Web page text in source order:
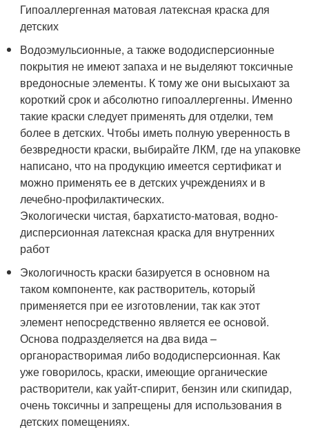
Гипоаллергенная матовая латексная краска для
детских
Водоэмульсионные, а также вододисперсионные
покрытия не имеют запаха и не выделяют токсичные
вредоносные элементы. К тому же они высыхают за
короткий срок и абсолютно гипоаллергенны. Именно
такие краски следует применять для отделки, тем
более в детских. Чтобы иметь полную уверенность в
безвредности краски, выбирайте ЛКМ, где на упаковке
написано, что на продукцию имеется сертификат и
можно применять ее в детских учреждениях и в
лечебно-профилактических.
Экологически чистая, бархатисто-матовая, водно-
дисперсионная латексная краска для внутренних
работ
Экологичность краски базируется в основном на
таком компоненте, как растворитель, который
применяется при ее изготовлении, так как этот
элемент непосредственно является ее основой.
Основа подразделяется на два вида –
органорастворимая либо вододисперсионная. Как
уже говорилось, краски, имеющие органические
растворители, как уайт-спирит, бензин или скипидар,
очень токсичны и запрещены для использования в
детских помещениях.